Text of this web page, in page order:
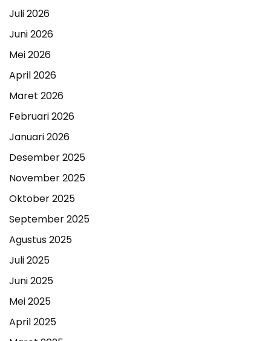
Juli 2026
Juni 2026
Mei 2026
April 2026
Maret 2026
Februari 2026
Januari 2026
Desember 2025
November 2025
Oktober 2025
September 2025
Agustus 2025
Juli 2025
Juni 2025
Mei 2025
April 2025